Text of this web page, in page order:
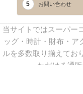
5 お問い合わせ
当サイトではスーパー
ッグ・時計・財布・ア
ルを多数取り揃えてお
ただける通